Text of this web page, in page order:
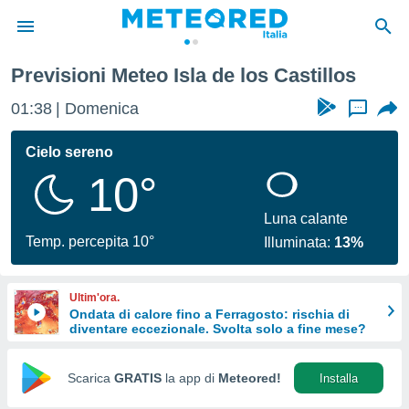
di
per
le
di
Web
Previsioni Meteo Isla de los Castillos
01:38 Domenica ...
Cielo sereno
10°
Temp. percepita 10°
Luna calante
Illuminata: 13%
Ultim'ora.
Ondata di calore fino a Ferragosto: rischia di
diventare eccezionale. Svolta solo a fine mese?
Scarica GRATIS la app di Meteored! Installa